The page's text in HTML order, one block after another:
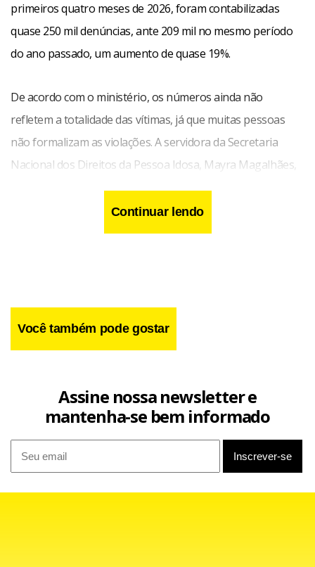
primeiros quatro meses de 2026, foram contabilizadas
quase 250 mil denúncias, ante 209 mil no mesmo período
do ano passado, um aumento de quase 19%.
De acordo com o ministério, os números ainda não
refletem a totalidade das vítimas, já que muitas pessoas
não formalizam as violações. A servidora da Secretaria
Nacional dos Direitos da Pessoa Idosa, Mayra Magalhães,
afirma que há registros de diferentes formas de violência,
entre elas física, psicológica, financeira ou patrimonial,
negligência ou abandono e violência sexual.
Continuar lendo
Você também pode gostar
Assine nossa newsletter e
mantenha-se bem informado